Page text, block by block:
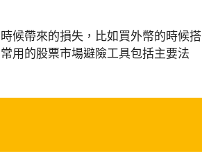
候帶來的損失，比如買外幣的時候搭
用的股票市場避險工具包括主要法